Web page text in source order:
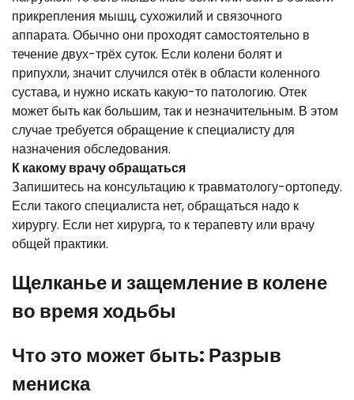
прикрепления мышц, сухожилий и связочного
аппарата. Обычно они проходят самостоятельно в
течение двух-трёх суток. Если колени болят и
припухли, значит случился отёк в области коленного
сустава, и нужно искать какую-то патологию. Отек
может быть как большим, так и незначительным. В этом
случае требуется обращение к специалисту для
назначения обследования.
К какому врачу обращаться
Запишитесь на консультацию к травматологу-ортопеду.
Если такого специалиста нет, обращаться надо к
хирургу. Если нет хирурга, то к терапевту или врачу
общей практики.
Щелканье и защемление в колене
во время ходьбы
Что это может быть: Разрыв
мениска